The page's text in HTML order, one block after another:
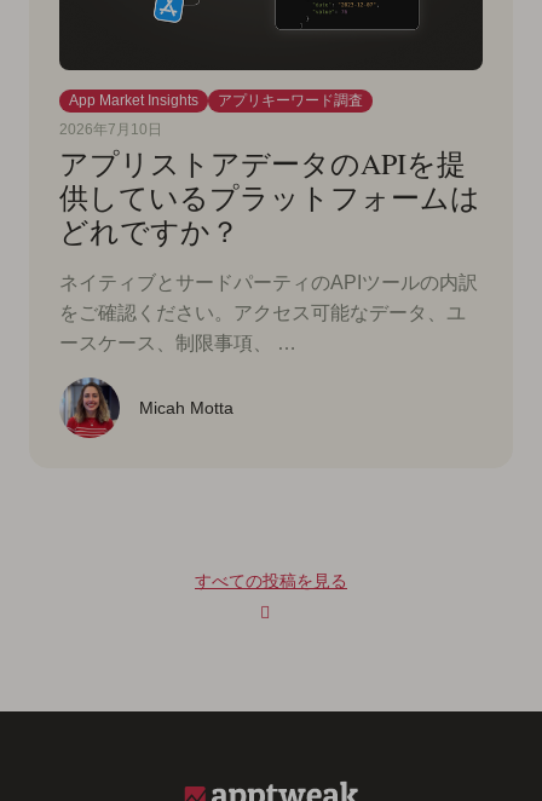
App Market Insights
アプリキーワード調査
2026年7月10日
アプリストアデータのAPIを提
供しているプラットフォームは
どれですか？
ネイティブとサードパーティのAPIツールの内訳
をご確認ください。アクセス可能なデータ、ユ
ースケース、制限事項、 …
Micah Motta
すべての投稿を見る